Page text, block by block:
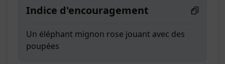
Indice d'encouragement
Un éléphant mignon rose jouant avec des
poupées